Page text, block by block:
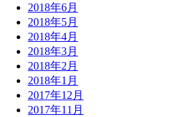
2018年6月
2018年5月
2018年4月
2018年3月
2018年2月
2018年1月
2017年12月
2017年11月